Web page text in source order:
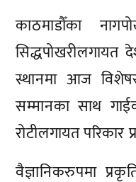
काठमाडाैँका
सिद्धपोखरीलगायत
स्थानमा आज
सम्मानका साथ
रोटीलगायत परिकार
वैज्ञानिकरुपमा